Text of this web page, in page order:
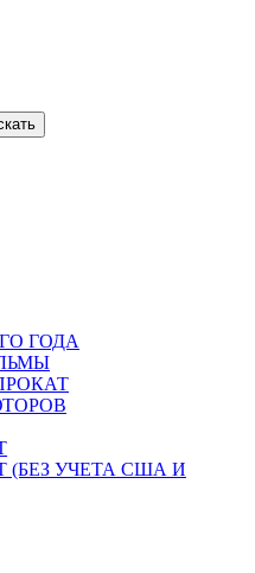
ГОДА
УЧЕТА США И